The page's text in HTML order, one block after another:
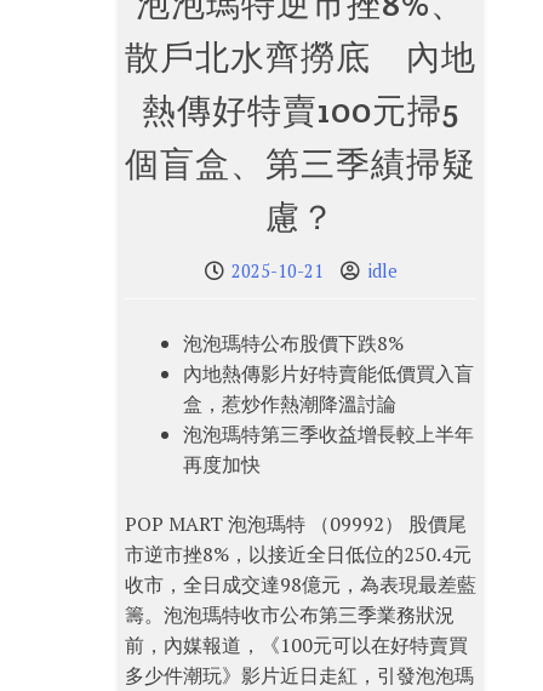
散戶北水齊撈底 內地
熱傳好特賣100元掃5
個盲盒、第三季績掃疑
慮？
2025-10-21 idle
泡泡瑪特公布股價下跌8%
內地熱傳影片好特賣能低價買入盲
盒，惹炒作熱潮降溫討論
泡泡瑪特第三季收益增長較上半年
再度加快
POP MART 泡泡瑪特 （09992） 股價尾
市逆市挫8%，以接近全日低位的250.4元
收市，全日成交達98億元，為表現最差藍
籌。泡泡瑪特收市公布第三季業務狀況
前，內媒報道，《100元可以在好特賣買
多少件潮玩》影片近日走紅，引發泡泡瑪